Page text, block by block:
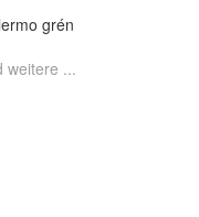
grén
weitere ...